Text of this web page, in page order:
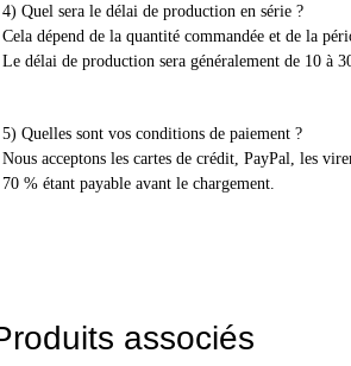
4) Quel sera le délai de production en série ?
Cela dépend de la quantité commandée et de la
Le délai de production sera généralement de 10 à
5) Quelles sont vos conditions de paiement ?
Nous acceptons les cartes de crédit, PayPal, les
70 % étant payable avant le chargement.
associés